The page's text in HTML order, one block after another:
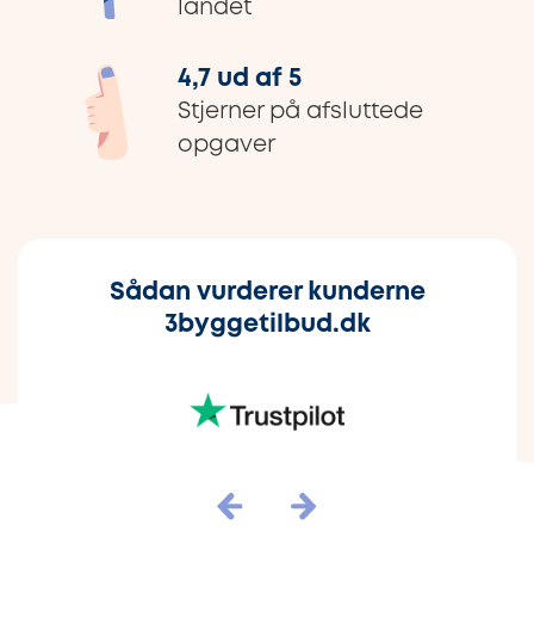
landet
4,7 ud af 5
Stjerner på afsluttede
opgaver
Sådan vurderer kunderne
3byggetilbud.dk